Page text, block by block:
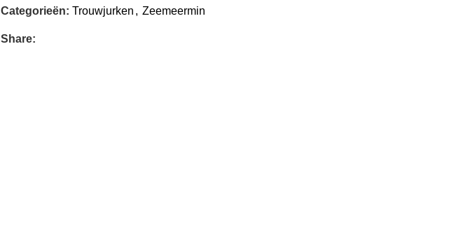
Categorieën: Trouwjurken , Zeemeermin
Share: